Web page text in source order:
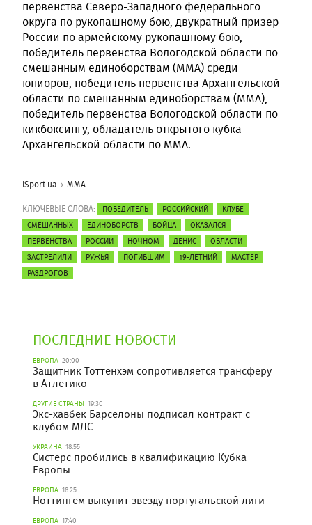
первенства Северо-Западного федерального
округа по рукопашному бою, двукратный призер
России по армейскому рукопашному бою,
победитель первенства Вологодской области по
смешанным единоборствам (ММА) среди
юниоров, победитель первенства Архангельской
области по смешанным единоборствам (ММА),
победитель первенства Вологодской области по
кикбоксингу, обладатель открытого кубка
Архангельской области по ММА.
iSport.ua ММА
КЛЮЧЕВЫЕ СЛОВА: ПОБЕДИТЕЛЬ РОССИЙСКИЙ
КЛУБЕ
СМЕШАННЫХ
ЕДИНОБОРСТВ БОЙЦА
ОКАЗАЛСЯ
ПЕРВЕНСТВА
РОССИИ НОЧНОМ ДЕНИС
ОБЛАСТИ
ЗАСТРЕЛИЛИ
РУЖЬЯ ПОГИБШИМ 19-ЛЕТНИЙ
МАСТЕР
РАЗДРОГОВ
ПОСЛЕДНИЕ НОВОСТИ
ЕВРОПА 20:00
Защитник Тоттенхэм сопротивляется трансферу
в Атлетико
ДРУГИЕ СТРАНЫ 19:30
Экс-хавбек Барселоны подписал контракт с
клубом МЛС
УКРАИНА 18:55
Систерс пробились в квалификацию Кубка
Европы
ЕВРОПА 18:25
Ноттингем выкупит звезду португальской лиги
ЕВРОПА 17:40